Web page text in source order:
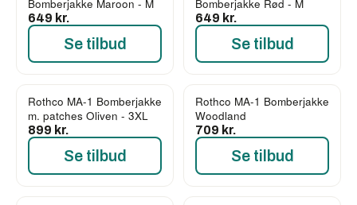
Bomberjakke Maroon - M
649 kr.
Se tilbud
Bomberjakke Rød - M
649 kr.
Se tilbud
Rothco MA-1 Bomberjakke
m. patches Oliven - 3XL
899 kr.
Se tilbud
Rothco MA-1 Bomberjakke
Woodland
709 kr.
Se tilbud